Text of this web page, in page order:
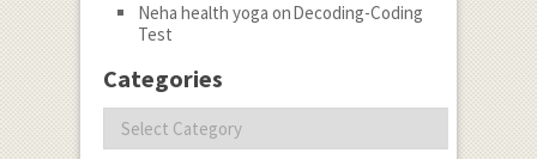
Neha health yoga onDecoding-Coding
Test
Categories
Categories